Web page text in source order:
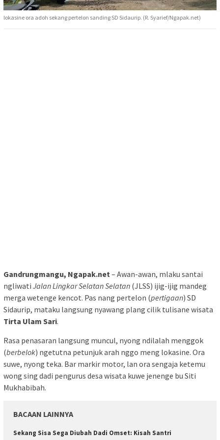
lokasine ora adoh sekang pertelon sanding SD Sidaurip. (R. Syarief/Ngapak.net)
Gandrungmangu, Ngapak.net – Awan-awan, mlaku santai
ngliwati Jalan Lingkar Selatan Selatan (JLSS) ijig-ijig mandeg
merga wetenge kencot. Pas nang pertelon (pertigaan) SD
Sidaurip, mataku langsung nyawang plang cilik tulisane wisata
Tirta Ulam Sari.
Rasa penasaran langsung muncul, nyong ndilalah menggok
(berbelok) ngetutna petunjuk arah nggo meng lokasine. Ora
suwe, nyong teka. Bar markir motor, lan ora sengaja ketemu
wong sing dadi pengurus desa wisata kuwe jenenge bu Siti
Mukhabibah.
BACAAN LAINNYA
Sekang Sisa Sega Diubah Dadi Omset: Kisah Santri